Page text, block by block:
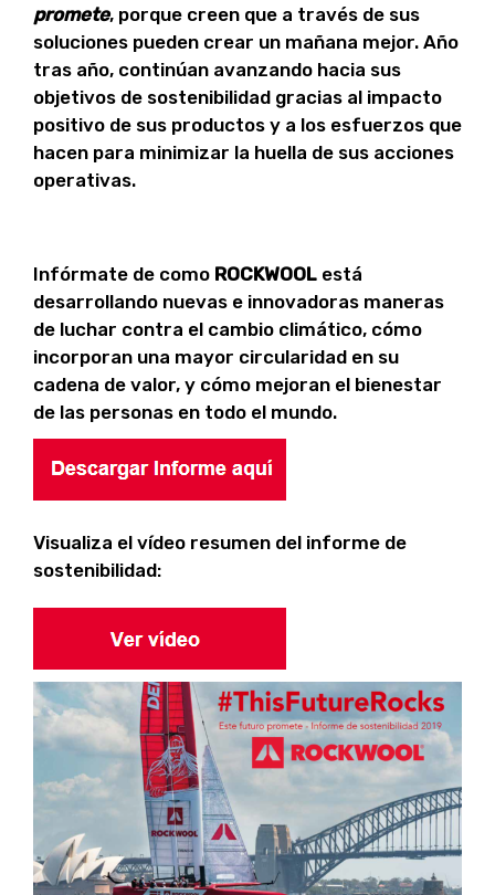
promete, porque creen que a través de sus
soluciones pueden crear un mañana mejor. Año
tras año, continúan avanzando hacia sus
objetivos de sostenibilidad gracias al impacto
positivo de sus productos y a los esfuerzos que
hacen para minimizar la huella de sus acciones
operativas.
Infórmate de como ROCKWOOL está
desarrollando nuevas e innovadoras maneras
de luchar contra el cambio climático, cómo
incorporan una mayor circularidad en su
cadena de valor, y cómo mejoran el bienestar
de las personas en todo el mundo.
Visualiza el vídeo resumen del informe de
sostenibilidad: